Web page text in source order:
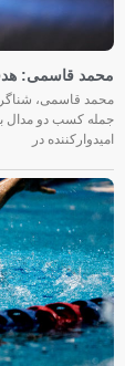
محمد قاسمی: هدفم رسیدن به
محمد قاسمی، شناگر
جمله کسب دو مدال
امیدوارکننده در